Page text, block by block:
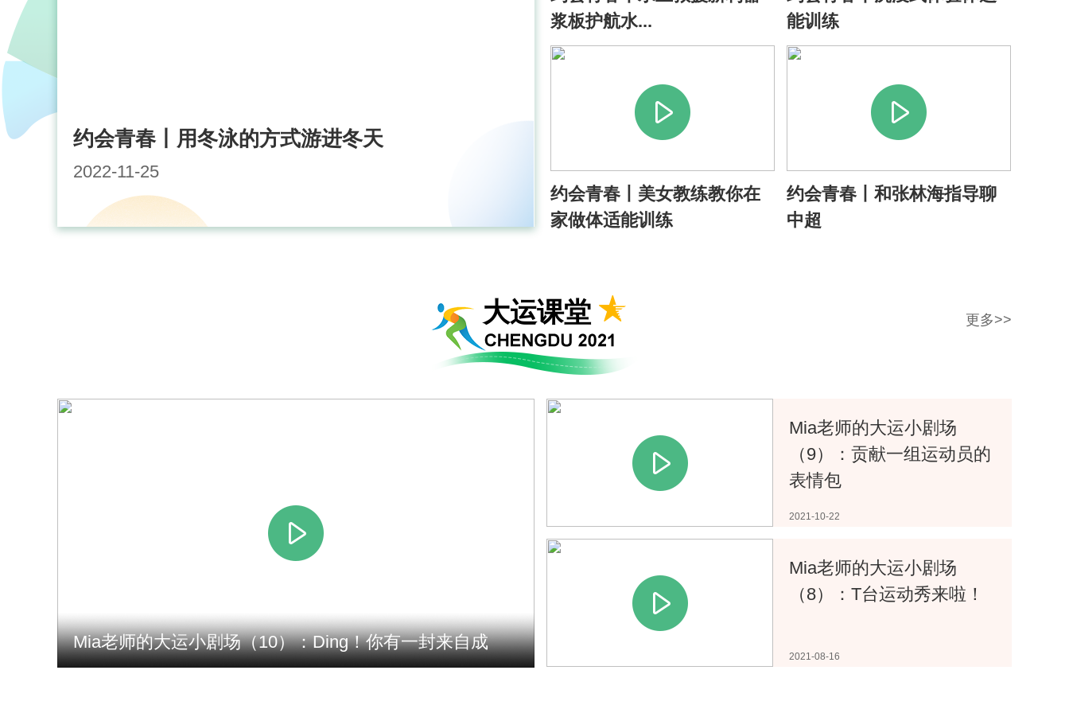
视频丨兔年版蓉宝亮相 “好礼集
成都“大运好礼元旦新品发布
视频丨尽享足球激情 石羊街道第
首战打响！骑遍四川·2022年“环
大运时间 | 不畏寒风爱兵乓 热情
U系列棒球...
野赛 大小...
全力拼搏...
大运时间 | 加油吧成都！2022成
都马拉松开跑
约会青春丨用冬泳的方式游进冬天
2022-11-25
浆板护航水...
能训练
约会青春丨美女教练教你在
家做体适能训练
约会青春丨和张林海指导聊
中超
大运课堂 更多>>
Mia老师的大运小剧场（10）：Ding！你有一封来自成
都...
Mia老师的大运小剧场
（9）：贡献一组运动员的
表情包
2021-10-22
Mia老师的大运小剧场
（8）：T台运动秀来啦！
2021-08-16